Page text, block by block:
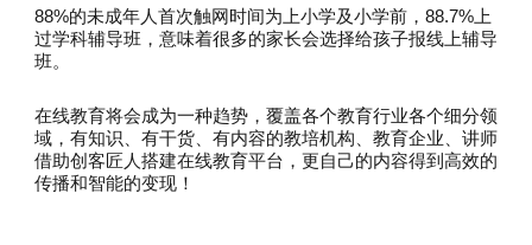
88%的未成年人首次触网时间为上小学及小学前，88.7%上
过学科辅导班，意味着很多的家长会选择给孩子报线上辅导
班。
在线教育将会成为一种趋势，覆盖各个教育行业各个细分领
域，有知识、有干货、有内容的教培机构、教育企业、讲师
借助创客匠人搭建在线教育平台，更自己的内容得到高效的
传播和智能的变现！